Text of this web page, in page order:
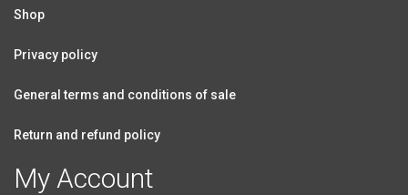
Shop
Privacy policy
General terms and conditions of sale
Return and refund policy
My Account